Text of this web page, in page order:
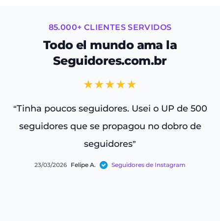
85.000+ CLIENTES SERVIDOS
Todo el mundo ama la
Seguidores.com.br
★★★★★
“Tinha poucos seguidores. Usei o UP de 500
seguidores que se propagou no dobro de
seguidores”
23/03/2026 Felipe A. Seguidores de Instagram